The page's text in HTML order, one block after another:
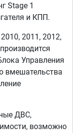
Stage 1
и КПП.
2011, 2012,
Управления
вмешательства
ДВС,
возможно